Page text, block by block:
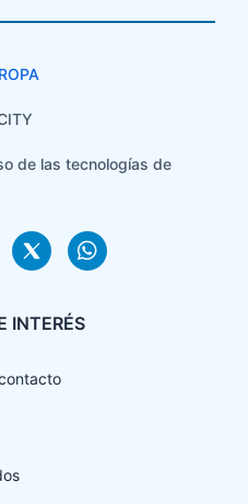
de las tecnologías de
INTERÉS